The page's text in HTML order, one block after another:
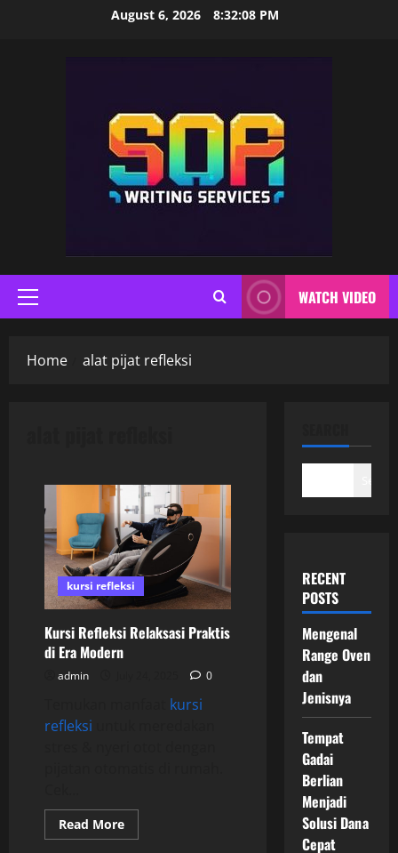
August 6, 2026 8:32:08 PM
Primary
Menu
WATCH VIDEO
Home alat pijat refleksi
kursi refleksi
Kursi Refleksi Relaksasi Praktis
di Era Modern
admin 0
kursi
refleksi
Read MoreRead
more
RECENT
POSTS
Mengenal
Range Oven
dan
Jenisnya
Tempat
Gadai
Berlian
Menjadi
Solusi Dana
Cepat